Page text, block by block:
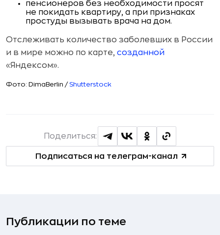
пенсионеров без необходимости просят
не покидать квартиру, а при признаках
простуды вызывать врача на дом.
Отслеживать количество заболевших в России
и в мире можно по карте, созданной
«Яндексом».
Фото: DimaBerlin / Shutterstock
Подписаться на телеграм-канал
Поделиться:
Публикации по теме